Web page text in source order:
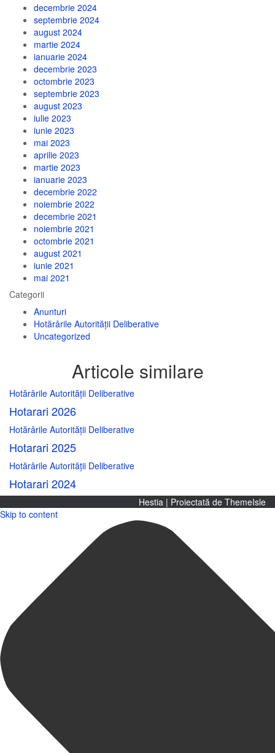
decembrie 2024
septembrie 2024
august 2024
martie 2024
ianuarie 2024
decembrie 2023
octombrie 2023
septembrie 2023
august 2023
iulie 2023
iunie 2023
mai 2023
aprilie 2023
martie 2023
ianuarie 2023
decembrie 2022
noiembrie 2022
decembrie 2021
noiembrie 2021
octombrie 2021
august 2021
iunie 2021
mai 2021
Categorii
Anunturi
Hotărârile Autorității Deliberative
Uncategorized
Articole similare
Hotărârile Autorității Deliberative
Hotarari 2026
Hotărârile Autorității Deliberative
Hotarari 2025
Hotărârile Autorității Deliberative
Hotarari 2024
Hestia | Proiectată de ThemeIsle
Skip to content